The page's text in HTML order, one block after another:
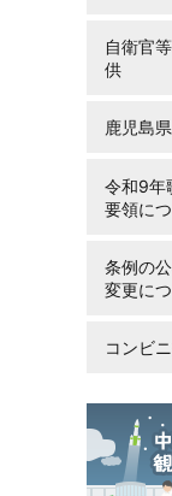
自衛官
供
鹿児島
令和9年
要領に
条例の
変更に
コンビ